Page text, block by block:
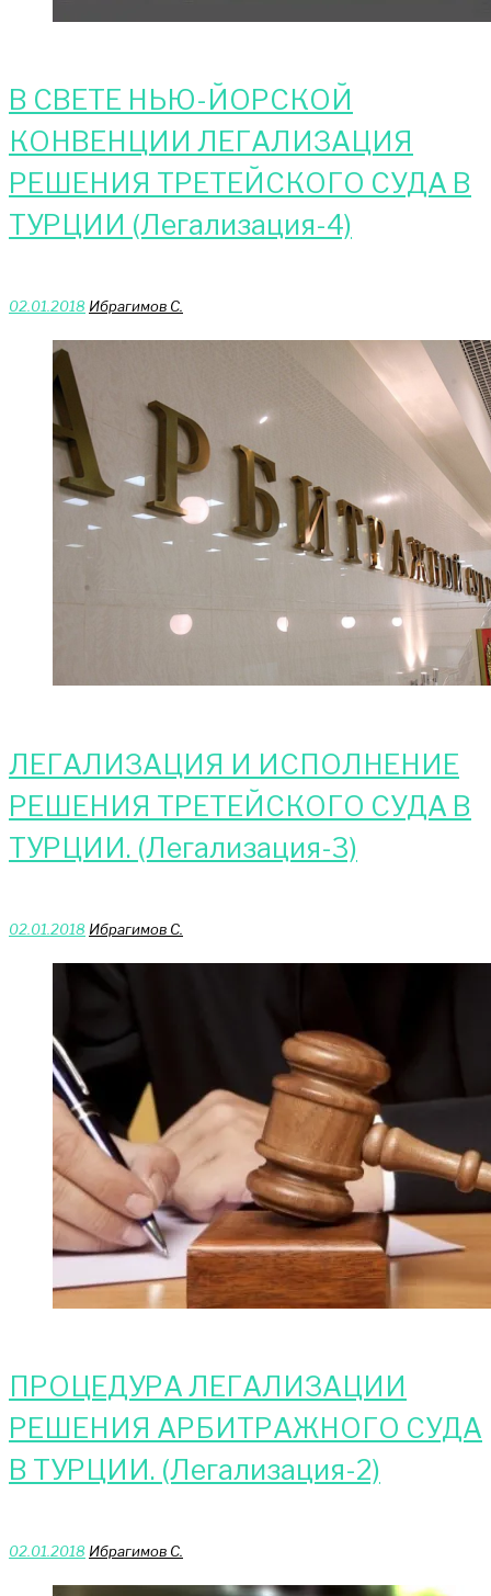
В СВЕТЕ НЬЮ-ЙОРСКОЙ
КОНВЕНЦИИ ЛЕГАЛИЗАЦИЯ
РЕШЕНИЯ ТРЕТЕЙСКОГО СУДА В
ТУРЦИИ (Легализация-4)
02.01.2018 Ибрагимов С.
ЛЕГАЛИЗАЦИЯ И ИСПОЛНЕНИЕ
РЕШЕНИЯ ТРЕТЕЙСКОГО СУДА В
ТУРЦИИ. (Легализация-3)
02.01.2018 Ибрагимов С.
ПРОЦЕДУРА ЛЕГАЛИЗАЦИИ
РЕШЕНИЯ АРБИТРАЖНОГО СУДА
В ТУРЦИИ. (Легализация-2)
02.01.2018 Ибрагимов С.